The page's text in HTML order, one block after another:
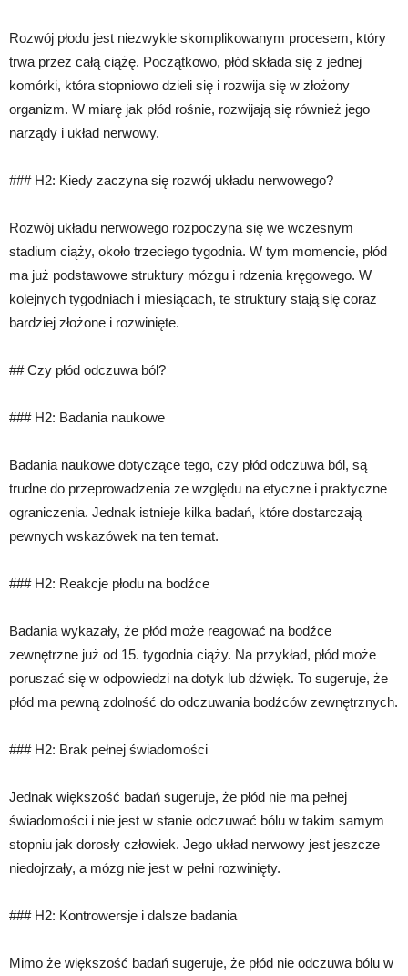
Rozwój płodu jest niezwykle skomplikowanym procesem, który
trwa przez całą ciążę. Początkowo, płód składa się z jednej
komórki, która stopniowo dzieli się i rozwija się w złożony
organizm. W miarę jak płód rośnie, rozwijają się również jego
narządy i układ nerwowy.
### H2: Kiedy zaczyna się rozwój układu nerwowego?
Rozwój układu nerwowego rozpoczyna się we wczesnym
stadium ciąży, około trzeciego tygodnia. W tym momencie, płód
ma już podstawowe struktury mózgu i rdzenia kręgowego. W
kolejnych tygodniach i miesiącach, te struktury stają się coraz
bardziej złożone i rozwinięte.
## Czy płód odczuwa ból?
### H2: Badania naukowe
Badania naukowe dotyczące tego, czy płód odczuwa ból, są
trudne do przeprowadzenia ze względu na etyczne i praktyczne
ograniczenia. Jednak istnieje kilka badań, które dostarczają
pewnych wskazówek na ten temat.
### H2: Reakcje płodu na bodźce
Badania wykazały, że płód może reagować na bodźce
zewnętrzne już od 15. tygodnia ciąży. Na przykład, płód może
poruszać się w odpowiedzi na dotyk lub dźwięk. To sugeruje, że
płód ma pewną zdolność do odczuwania bodźców zewnętrznych.
### H2: Brak pełnej świadomości
Jednak większość badań sugeruje, że płód nie ma pełnej
świadomości i nie jest w stanie odczuwać bólu w takim samym
stopniu jak dorosły człowiek. Jego układ nerwowy jest jeszcze
niedojrzały, a mózg nie jest w pełni rozwinięty.
### H2: Kontrowersje i dalsze badania
Mimo że większość badań sugeruje, że płód nie odczuwa bólu w